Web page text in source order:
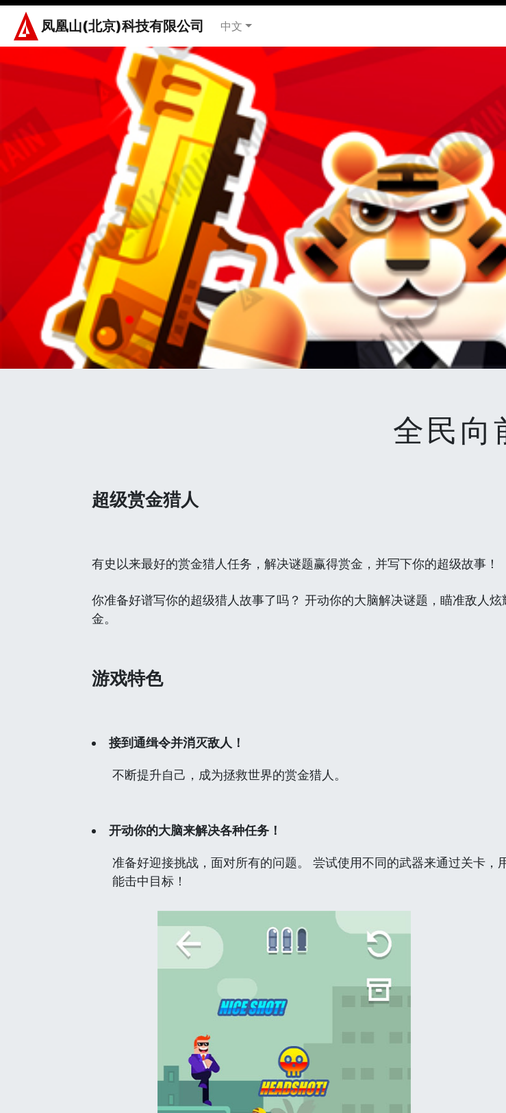
凤凰山(北京)科技有限公司 中文
全民向
超级赏金猎人
有史以来最好的赏金猎人任务，解决谜题赢得赏金，并写下你的超级故事！
你准备好谱写你的超级猎人故事了吗？ 开动你的大脑解决谜题，瞄准敌人
金。
游戏特色
接到通缉令并消灭敌人！
不断提升自己，成为拯救世界的赏金猎人。
开动你的大脑来解决各种任务！
准备好迎接挑战，面对所有的问题。 尝试使用不同的武器来通过关卡
能击中目标！